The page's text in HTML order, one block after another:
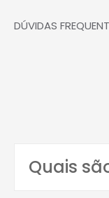
DÚVIDAS
Quais